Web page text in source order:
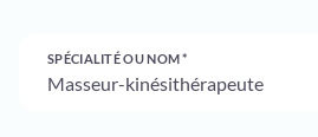
SPÉCIALITÉ OU NOM